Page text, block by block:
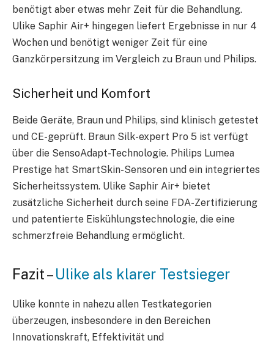
benötigt aber etwas mehr Zeit für die Behandlung.
Ulike Saphir Air+ hingegen liefert Ergebnisse in nur 4
Wochen und benötigt weniger Zeit für eine
Ganzkörpersitzung im Vergleich zu Braun und Philips.
Sicherheit und Komfort
Beide Geräte, Braun und Philips, sind klinisch getestet
und CE-geprüft. Braun Silk-expert Pro 5 ist verfügt
über die SensoAdapt-Technologie. Philips Lumea
Prestige hat SmartSkin-Sensoren und ein integriertes
Sicherheitssystem. Ulike Saphir Air+ bietet
zusätzliche Sicherheit durch seine FDA-Zertifizierung
und patentierte Eiskühlungstechnologie, die eine
schmerzfreie Behandlung ermöglicht.
Fazit –Ulike als klarer Testsieger
Ulike konnte in nahezu allen Testkategorien
überzeugen, insbesondere in den Bereichen
Innovationskraft, Effektivität und